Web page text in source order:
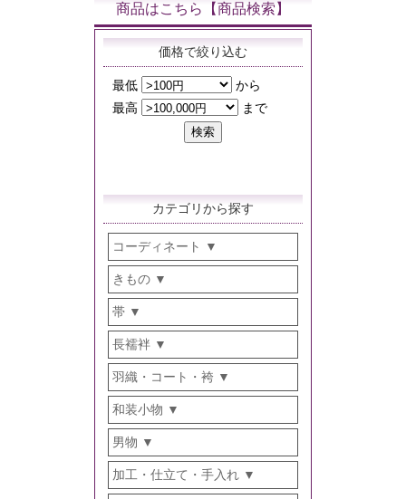
商品はこちら【商品検索】
価格で絞り込む
カテゴリから探す
コーディネート
きもの
帯
長襦袢
羽織・コート・袴
和装小物
男物
加工・仕立て・手入れ